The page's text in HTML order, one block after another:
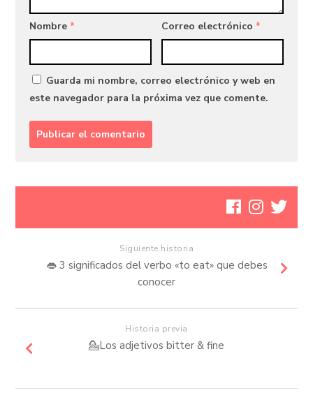
Nombre * Correo electrónico *
Guarda mi nombre, correo electrónico y web en
este navegador para la próxima vez que comente.
Siguiente historia
👄 3 significados del verbo «to eat» que debes
conocer
Historia previa
💁Los adjetivos bitter & fine